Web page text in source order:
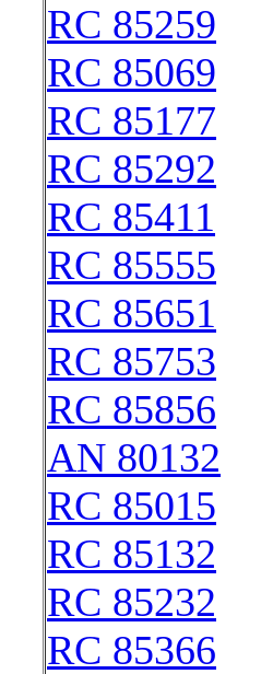
RC 85259
RC 85069
RC 85177
RC 85292
RC 85411
RC 85555
RC 85651
RC 85753
RC 85856
AN 80132
RC 85015
RC 85132
RC 85232
RC 85366